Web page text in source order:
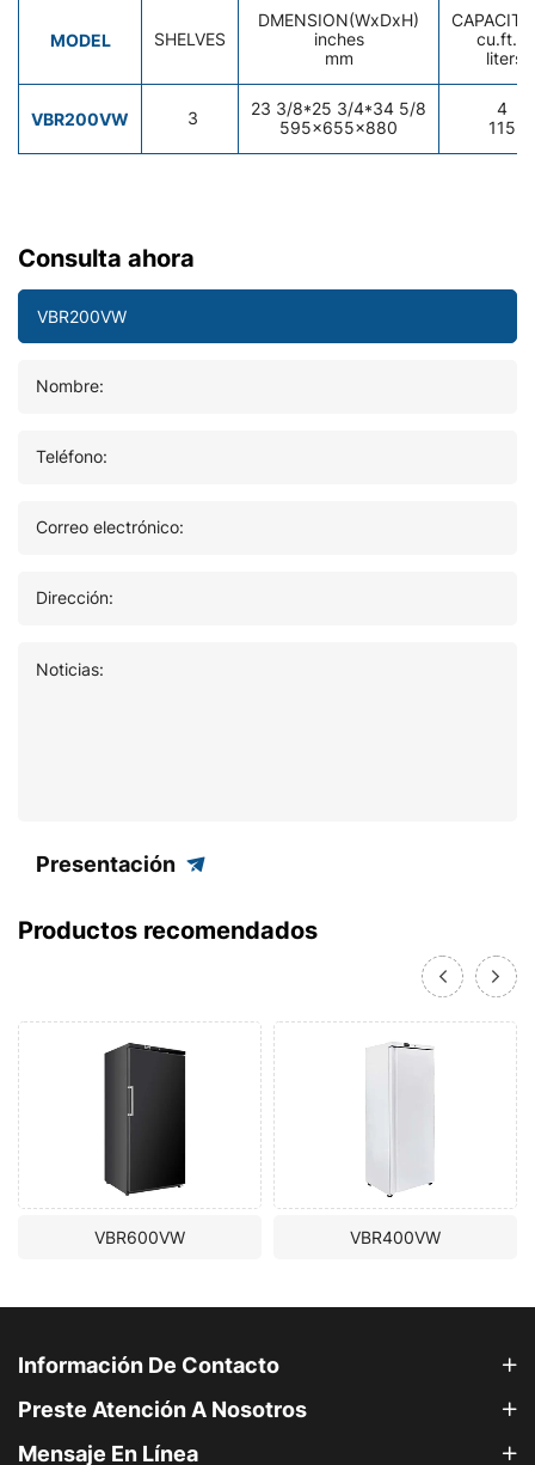
MODEL SHELVES
DMENSION(WxDxH)
inches
mm
CAPACITY
cu.ft.
liters
VBR200VW 3
23 3/8*25 3/4*34 5/8
595x655x880
4
115
Consulta ahora
Nombre:
Teléfono:
Correo electrónico:
Dirección:
Noticias:
Presentación
Productos recomendados
VBR600VW VBR400VW
Información De Contacto
Preste Atención A Nosotros
Mensaje En Línea